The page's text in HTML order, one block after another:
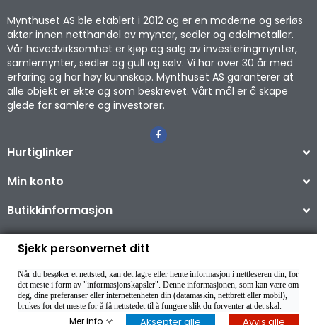
Mynthuset AS ble etablert i 2012 og er en moderne og seriøs
aktør innen netthandel av mynter, sedler og edelmetaller.
Vår hovedvirksomhet er kjøp og salg av investeringmynter,
samlemynter, sedler og gull og sølv. Vi har over 30 år med
erfaring og har høy kunnskap. Mynthuset AS garanterer at
alle objekt er ekte og som beskrevet. Vårt mål er å skape
glede for samlere og investorer.
Hurtiglinker
Min konto
Butikkinformasjon
Copyright © 2026
Sjekk personvernet ditt
Når du besøker et nettsted, kan det lagre eller hente informasjon i nettleseren din, for
det meste i form av "informasjonskapsler". Denne informasjonen, som kan være om
deg, dine preferanser eller internettenheten din (datamaskin, nettbrett eller mobil),
brukes for det meste for å få nettstedet til å fungere slik du forventer at det skal.
Mer info Aksepter alle Avvis alle